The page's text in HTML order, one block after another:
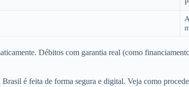
Débitos com garantia real (como
é feita de forma segura e digital. Veja como